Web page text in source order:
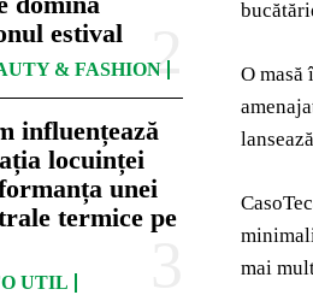
estival
& FASHION
influențează
locuinței
unei
termice pe
UTIL
O masă
mai